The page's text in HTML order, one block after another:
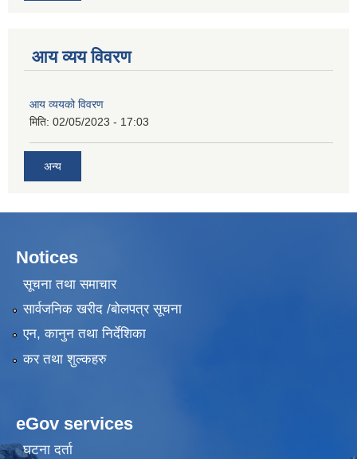
आय व्यय विवरण
आय व्ययको विवरण
मिति: 02/05/2023 - 17:03
अन्य
Notices
सूचना तथा समाचार
सार्वजनिक खरीद /बोलपत्र सूचना
एन, कानुन तथा निर्देशिका
कर तथा शुल्कहरु
eGov services
घटना दर्ता